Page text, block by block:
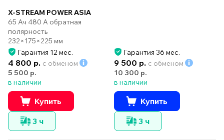
X-STREAM POWER ASIA
65 Ач 480 А обратная
полярность
232×175×225 мм
Гарантия 12 мес.
4 800 р. с обменом
5 500 р.
в наличии
Купить
3 ч
Гарантия 36 мес.
9 500 р. с обменом
10 300 р.
в наличии
Купить
3 ч